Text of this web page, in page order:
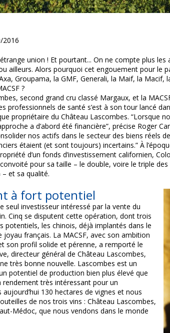
2016
union ! Et pourtant... On ne compte plus les
ailleurs. Alors pourquoi cet engouement pour le
Groupama, la GMF, Generali, la Maif, la Macif,
?
second grand cru classé Margaux, et la
professionnels de santé s’est à son tour lancé
propriétaire du Château Lascombes. “Lorsque
a d’abord été financière”, précise Roger
nos actifs dans le secteur des biens réels
étaient (et sont toujours) incertains.” À
d’un fonds d’investissement californien,
pour sa taille – le double, voire le triple
et sa qualité.
à fort potentiel
seul investisseur intéressé par la vente du
Cinq se disputent cette opération, dont trois
potentiels, les chinois, déjà implantés dans le
français. La MACSF, avec son ambition
son profil solide et pérenne, a remporté le
directeur général de Château Lascombes,
très bonne nouvelle. Lascombes est un
potentiel de production bien plus élevé que
rendement très intéressant pour un
130 hectares de vignes et nous
de nos trois vins : Château Lascombes,
Médoc, que nous vendons dans le monde